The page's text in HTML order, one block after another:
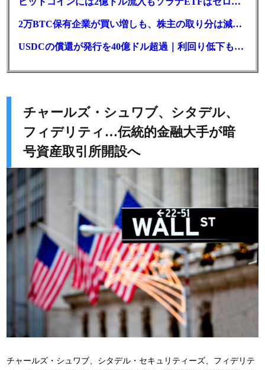
2万BTC保有企業が買い増しも、株主の取り分は減少｜目標と逆行
USDCの償還が発行を40億ドル超過｜利回り低下も収益は増加
チャールズ・シュワブ、シタデル、
フィデリティ…伝統的金融大手が暗
号資産取引所開設へ
チャールズ・シュワブ、シタデル・セキュリティーズ、フィデリテ